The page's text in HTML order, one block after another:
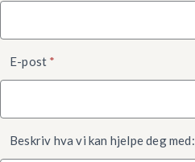
E-post *
Beskriv hva vi kan hjelpe deg med: